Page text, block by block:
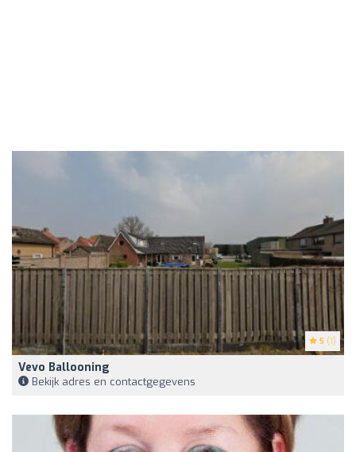
5 (1)
Vevo Ballooning
Bekijk adres en contactgegevens